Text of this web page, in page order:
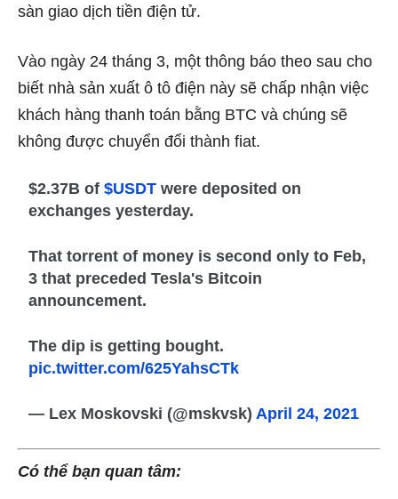
sàn giao dịch tiền điện tử.
Vào ngày 24 tháng 3, một thông báo theo sau cho
biết nhà sản xuất ô tô điện này sẽ chấp nhận việc
khách hàng thanh toán bằng BTC và chúng sẽ
không được chuyển đổi thành fiat.
$2.37B of$USDT were deposited on
exchanges yesterday.
That torrent of money is second only to Feb,
3 that preceded Tesla's Bitcoin
announcement.
The dip is getting bought.
pic.twitter.com/625YahsCTk
— Lex Moskovski (@mskvsk) April 24, 2021
Có thể bạn quan tâm: